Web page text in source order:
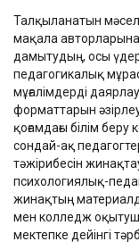
Талқыланатын
мақала авторларына
дамытудың, осы
педагогикалық
мұғалімдерді
форматтарын
қоғамдағы білім беру
сондай-ақ
тәжірибесін
психологиялық-
жинақтың
мен колледж
мектепке дейінгі